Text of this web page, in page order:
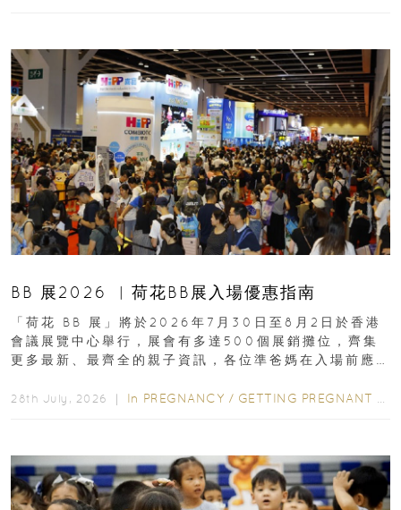
BB 展2026 ︳荷花BB展入場優惠指南
「荷花 BB 展」將於2026年7月30日至8月2日於香港
會議展覽中心舉行，展會有多達500個展銷攤位，齊集
更多最新、最齊全的親子資訊，各位準爸媽在入場前應
28th July, 2026 ｜ In PREGNANCY / GETTING PREGNANT